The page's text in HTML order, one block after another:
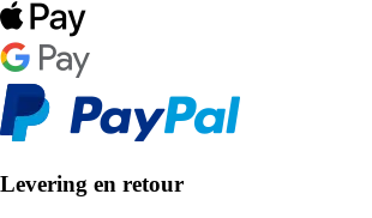
Levering en retour